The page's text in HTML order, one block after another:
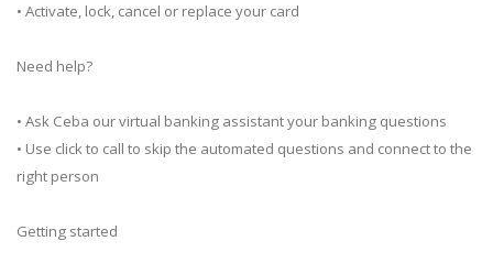
• Activate, lock, cancel or replace your card
Need help?
• Ask Ceba our virtual banking assistant your banking questions
• Use click to call to skip the automated questions and connect to the
right person
Getting started